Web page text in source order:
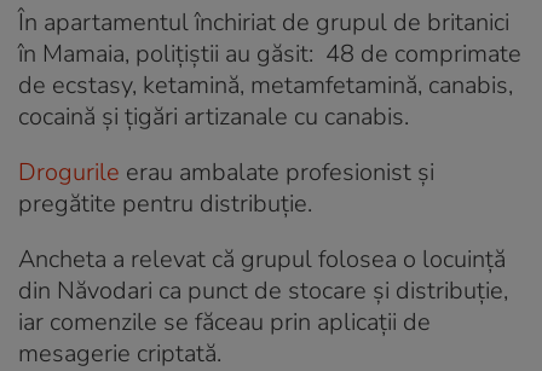
În apartamentul închiriat de grupul de britanici
în Mamaia, polițiștii au găsit: 48 de comprimate
de ecstasy, ketamină, metamfetamină, canabis,
cocaină și țigări artizanale cu canabis.
Drogurile erau ambalate profesionist și
pregătite pentru distribuție.
Ancheta a relevat că grupul folosea o locuință
din Năvodari ca punct de stocare și distribuție,
iar comenzile se făceau prin aplicații de
mesagerie criptată.